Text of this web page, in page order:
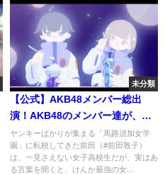
未分類
【公式】AKB48メンバー総出
演！AKB48のメンバー達が、素
手と素手でぶつかり合う本格ア
クションに挑戦!?｜マジすか学
園｜第2話
ヤンキーばかりが集まる「馬路須加女学
園」に転校してきた前田（#前田敦子）
は、一見さえない女子高校生だが、実はあ
る言葉を聞くと、けんか最強の女...